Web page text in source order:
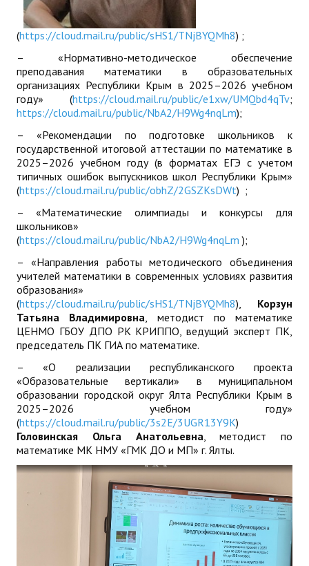
(https://cloud.mail.ru/public/sHS1/TNjBYQMh8) ;
– «Нормативно-методическое обеспечение
преподавания математики в образовательных
организациях Республики Крым в 2025–2026 учебном
году» (https://cloud.mail.ru/public/e1xw/UMQbd4qTv;
https://cloud.mail.ru/public/NbA2/H9Wg4nqLm);
– «Рекомендации по подготовке школьников к
государственной итоговой аттестации по математике в
2025–2026 учебном году (в форматах ЕГЭ с учетом
типичных ошибок выпускников школ Республики Крым»
(https://cloud.mail.ru/public/obhZ/2GSZKsDWt) ;
– «Математические олимпиады и конкурсы для
школьников»
(https://cloud.mail.ru/public/NbA2/H9Wg4nqLm );
– «Направления работы методического объединения
учителей математики в современных условиях развития
образования»
(https://cloud.mail.ru/public/sHS1/TNjBYQMh8), Корзун
Татьяна Владимировна , методист по математике
ЦЕНМО ГБОУ ДПО РК КРИППО, ведущий эксперт ПК,
председатель ПК ГИА по математике.
– «О реализации республиканского проекта
«Образовательные вертикали» в муниципальном
образовании городской округ Ялта Республики Крым в
2025–2026 учебном году»
(https://cloud.mail.ru/public/3s2E/3UGR13Y9K)
Головинская Ольга Анатольевна , методист по
математике МК НМУ «ГМК ДО и МП» г. Ялты.